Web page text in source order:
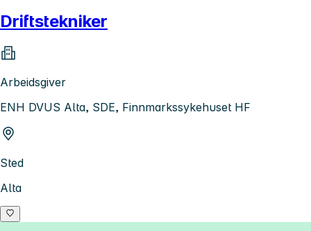
Driftstekniker
Arbeidsgiver
ENH DVUS Alta, SDE, Finnmarkssykehuset HF
Sted
Alta